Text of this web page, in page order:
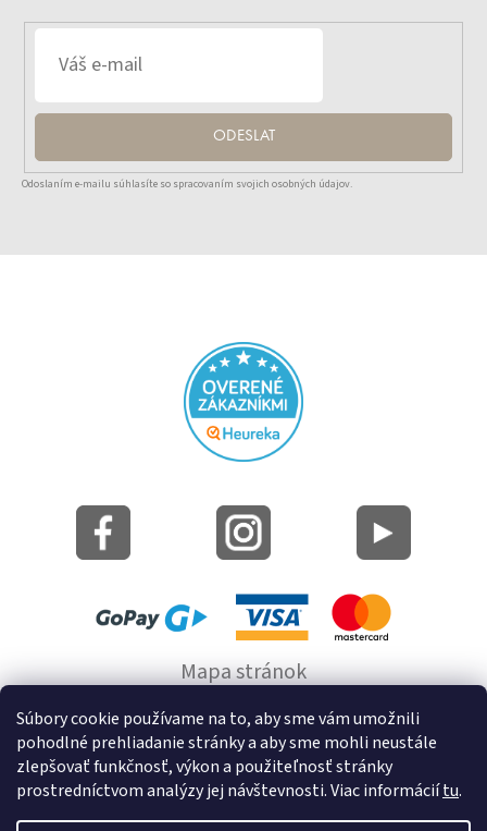
Súbory cookie používame na to, aby sme vám umožnili
pohodlné prehliadanie stránky a aby sme mohli neustále
zlepšovať funkčnosť, výkon a použiteľnosť stránky
prostredníctvom analýzy jej návštevnosti. Viac informáciítu.
ODESLAT
Odoslaním e-mailu súhlasíte so spracovaním svojich osobných údajov.
Mapa stránok
Informácie o cookie
© 2022 GRUND a.s.